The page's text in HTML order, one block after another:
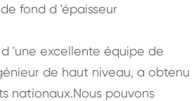
fond d 'épaisseur
'une excellente équipe de
de haut niveau, a obtenu
nationaux.Nous pouvons